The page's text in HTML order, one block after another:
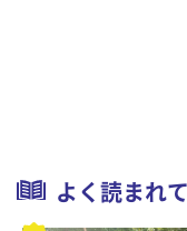
よく読まれ